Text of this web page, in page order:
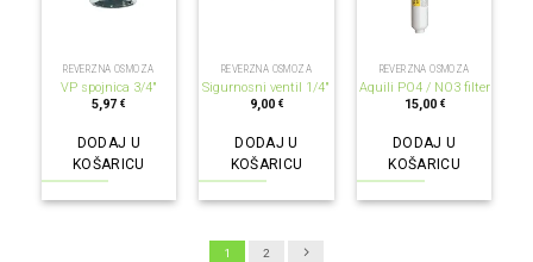
REVERZNA OSMOZA
VP spojnica 3/4″
5,97€
DODAJ U
KOŠARICU
REVERZNA OSMOZA
Sigurnosni ventil 1/4″
9,00 €
DODAJ U
KOŠARICU
REVERZNA OSMOZA
Aquili PO4 / NO3 filter
15,00 €
DODAJ U
KOŠARICU
1 2